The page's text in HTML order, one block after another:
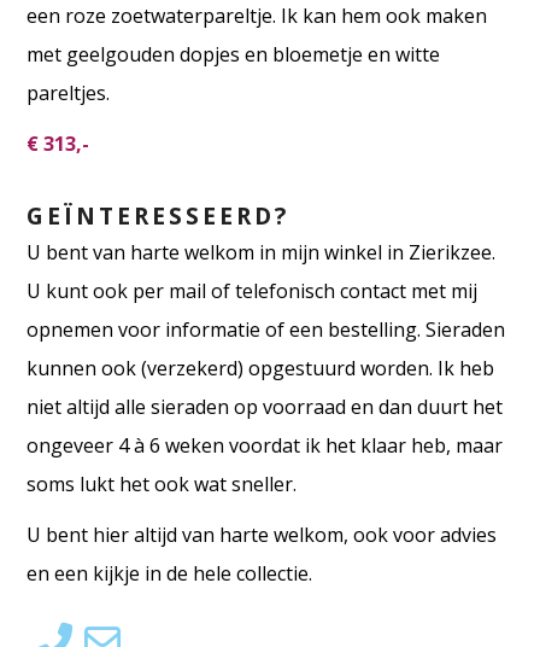
een roze zoetwaterpareltje. Ik kan hem ook maken
met geelgouden dopjes en bloemetje en witte
pareltjes.
€ 313,-
GEÏNTERESSEERD?
U bent van harte welkom in mijn winkel in Zierikzee.
U kunt ook per mail of telefonisch contact met mij
opnemen voor informatie of een bestelling. Sieraden
kunnen ook (verzekerd) opgestuurd worden. Ik heb
niet altijd alle sieraden op voorraad en dan duurt het
ongeveer 4 à 6 weken voordat ik het klaar heb, maar
soms lukt het ook wat sneller.
U bent hier altijd van harte welkom, ook voor advies
en een kijkje in de hele collectie.